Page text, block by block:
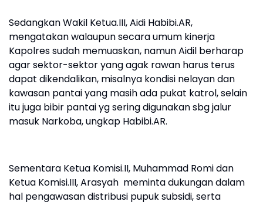
Sedangkan Wakil Ketua.III, Aidi Habibi.AR,
mengatakan walaupun secara umum kinerja
Kapolres sudah memuaskan, namun Aidil berharap
agar sektor-sektor yang agak rawan harus terus
dapat dikendalikan, misalnya kondisi nelayan dan
kawasan pantai yang masih ada pukat katrol, selain
itu juga bibir pantai yg sering digunakan sbg jalur
masuk Narkoba, ungkap Habibi.AR.
Sementara Ketua Komisi.II, Muhammad Romi dan
Ketua Komisi.III, Arasyah meminta dukungan dalam
hal pengawasan distribusi pupuk subsidi, serta